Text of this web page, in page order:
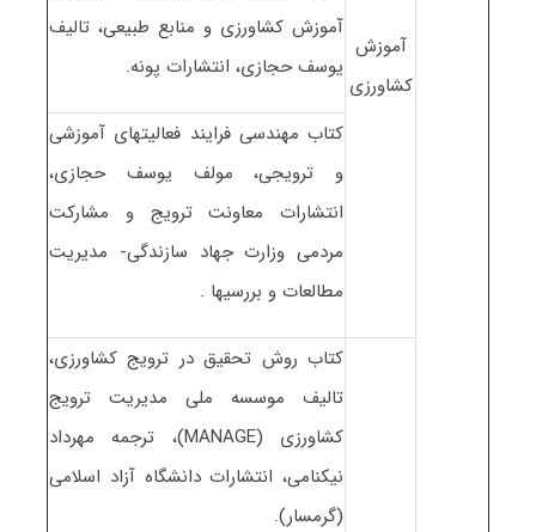
آموزش
کشاورزی
آموزش کشاورزی و منابع طبیعی، تالیف
یوسف حجازی، انتشارات پونه.
کتاب مهندسی فرایند فعالیتهای آموزشی
و ترویجی، مولف یوسف حجازی،
انتشارات معاونت ترویج و مشارکت
مردمی وزارت جهاد سازندگی- مدیریت
مطالعات و بررسیها .
کتاب روش تحقیق در ترویج کشاورزی،
تالیف موسسه ملی مدیریت ترویج
کشاورزی (MANAGE)، ترجمه مهرداد
نیکنامی، انتشارات دانشگاه آزاد اسلامی
(گرمسار).